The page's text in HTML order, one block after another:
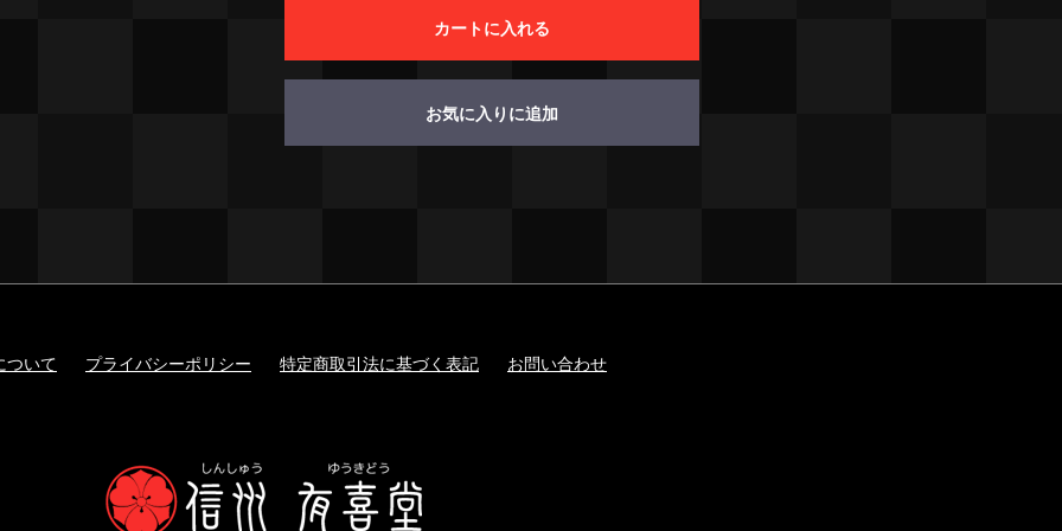
カートに入れる
お気に入りに追加
ついて プライバシーポリシー 特定商取引法に基づく表記 お問い合わせ